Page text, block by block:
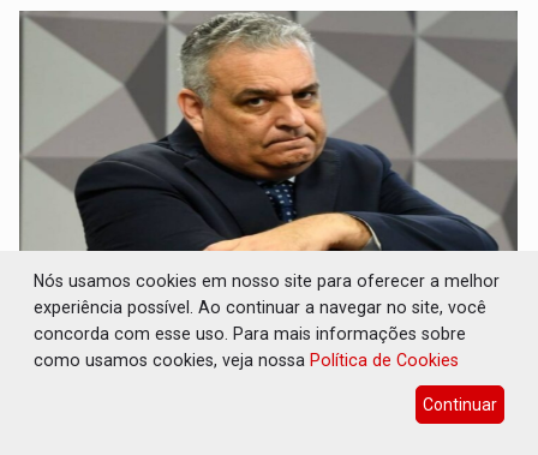
PF ESTÁ APURANDO: Flávio Bolsonaro
escolhe Alfredo Gaspar como vice, alvo de
denúncia por estupro
05 de Agosto de 2026 às 17:20
A acusação é negada pelo deputado, que sustenta que os
Nós usamos cookies em nosso site para oferecer a melhor
experiência possível. Ao continuar a navegar no site, você
concorda com esse uso. Para mais informações sobre
como usamos cookies, veja nossa Política de Cookies
Continuar